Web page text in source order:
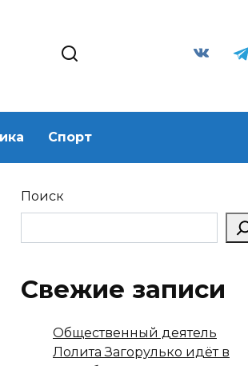
Спорт
Поиск
Свежие записи
Общественный деятель
Лолита Загорулько идёт в